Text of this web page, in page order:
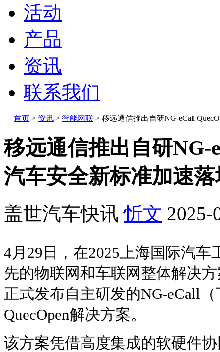
活动
产品
资讯
联系我们
首页 > 资讯 > 智能网联 > 移远通信推出自研NG-eCall
移远通信推出自研NG-
汽车安全新标准加速落
盖世汽车快讯 忻文 2025-
4月29日，在2025上海国际汽
先的物联网和车联网整体解决
正式发布自主研发的NG-eCall
QuecOpen解决方案。
该方案凭借高度集成的软硬件